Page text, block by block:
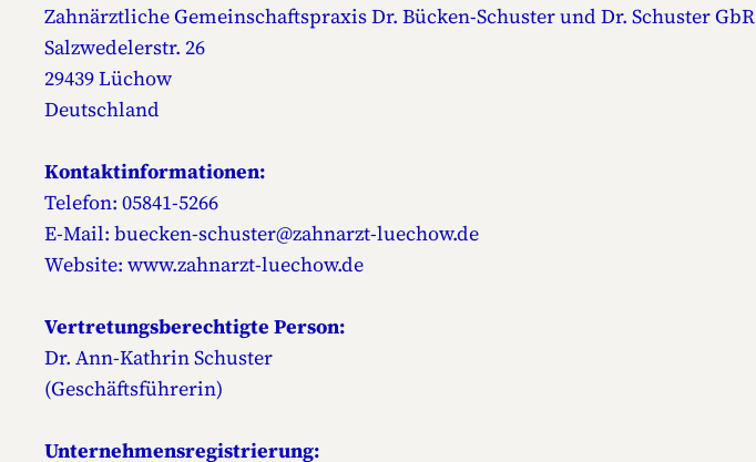
Zahnärztliche Gemeinschaftspraxis Dr. Bücken-Schuster und Dr. Schuster GbR
Salzwedelerstr. 26
29439 Lüchow
Deutschland
Kontaktinformationen:
Telefon: 05841-5266
E-Mail: buecken-schuster@zahnarzt-luechow.de
Website: www.zahnarzt-luechow.de
Vertretungsberechtigte Person:
Dr. Ann-Kathrin Schuster
(Geschäftsführerin)
Unternehmensregistrierung: